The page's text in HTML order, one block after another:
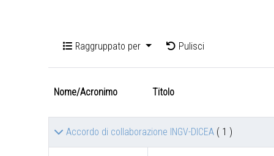
Raggruppato per Pulisci
Nome/Acronimo Titolo
Accordo di collaborazione INGV-DICEA ( 1 )